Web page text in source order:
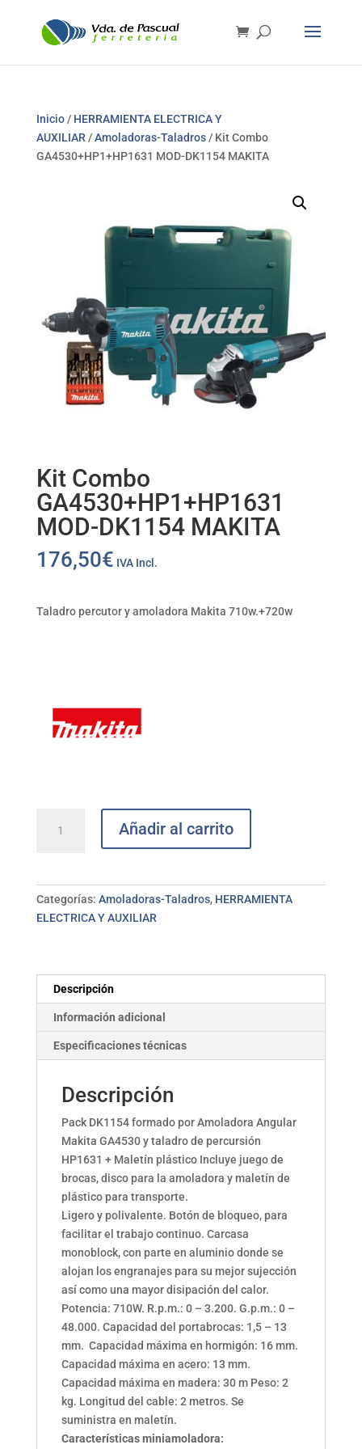
Inicio/ HERRAMIENTA ELECTRICA Y
AUXILIAR /Amoladoras-Taladros/ Kit Combo
GA4530+HP1+HP1631 MOD-DK1154 MAKITA
Kit Combo
GA4530+HP1+HP1631
MOD-DK1154 MAKITA
176,50€ IVA Incl.
Taladro percutor y amoladora Makita 710w.+720w
Combo
MAKITA
Añadir al carrito
Categorías: Amoladoras-Taladros, HERRAMIENTA
ELECTRICA Y AUXILIAR
Descripción
Información adicional
Especificaciones técnicas
Descripción
Pack DK1154 formado por Amoladora Angular
Makita GA4530 y taladro de percursión
HP1631 + Maletín plástico Incluye juego de
brocas, disco para la amoladora y maletín de
plástico para transporte.
Ligero y polivalente. Botón de bloqueo, para
facilitar el trabajo continuo. Carcasa
monoblock, con parte en aluminio donde se
alojan los engranajes para su mejor sujección
así como una mayor disipación del calor.
Potencia: 710W. R.p.m.: 0 – 3.200. G.p.m.: 0 –
48.000. Capacidad del portabrocas: 1,5 – 13
mm. Capacidad máxima en hormigón: 16 mm.
Capacidad máxima en acero: 13 mm.
Capacidad máxima en madera: 30 m Peso: 2
kg. Longitud del cable: 2 metros. Se
suministra en maletín.
Características miniamoladora: